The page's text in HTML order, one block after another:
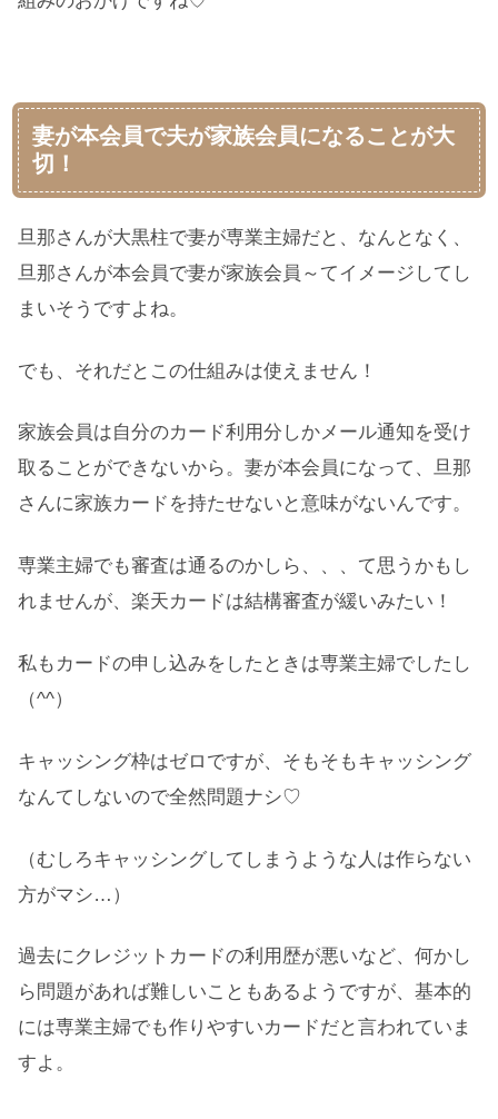
妻が本会員で夫が家族会員になることが大
切！
旦那さんが大黒柱で妻が専業主婦だと、なんとなく、
旦那さんが本会員で妻が家族会員～てイメージしてし
まいそうですよね。
でも、それだとこの仕組みは使えません！
家族会員は自分のカード利用分しかメール通知を受け
取ることができないから。妻が本会員になって、旦那
さんに家族カードを持たせないと意味がないんです。
専業主婦でも審査は通るのかしら、、、て思うかもし
れませんが、楽天カードは結構審査が緩いみたい！
私もカードの申し込みをしたときは専業主婦でしたし
（^^）
キャッシング枠はゼロですが、そもそもキャッシング
なんてしないので全然問題ナシ♡
（むしろキャッシングしてしまうような人は作らない
方がマシ…）
過去にクレジットカードの利用歴が悪いなど、何かし
ら問題があれば難しいこともあるようですが、基本的
には専業主婦でも作りやすいカードだと言われていま
すよ。